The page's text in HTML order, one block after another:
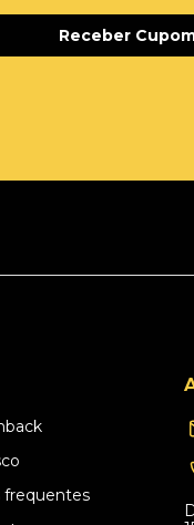
Receber
frequentes